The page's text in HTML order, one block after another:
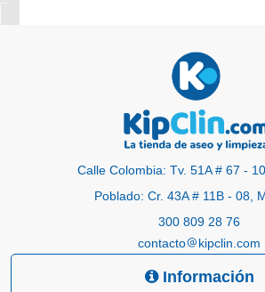
Calle Colombia: Tv. 51A # 67 -
Poblado: Cr. 43A # 11B - 08,
300 809 28 76
contacto
kipclin.com
Información